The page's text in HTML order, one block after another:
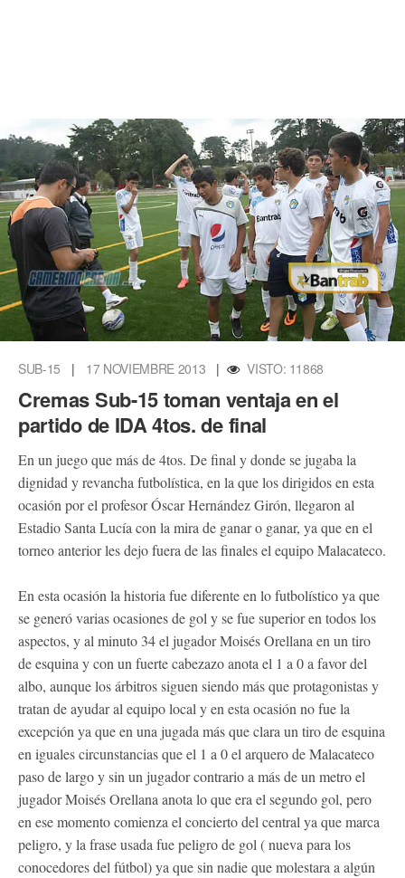
SUB-15 | 17 NOVIEMBRE 2013 | VISTO: 11868
Cremas Sub-15 toman ventaja en el
partido de IDA 4tos. de final
En un juego que más de 4tos. De final y donde se jugaba la
dignidad y revancha futbolística, en la que los dirigidos en esta
ocasión por el profesor Óscar Hernández Girón, llegaron al
Estadio Santa Lucía con la mira de ganar o ganar, ya que en el
torneo anterior les dejo fuera de las finales el equipo Malacateco.
En esta ocasión la historia fue diferente en lo futbolístico ya que
se generó varias ocasiones de gol y se fue superior en todos los
aspectos, y al minuto 34 el jugador Moisés Orellana en un tiro
de esquina y con un fuerte cabezazo anota el 1 a 0 a favor del
albo, aunque los árbitros siguen siendo más que protagonistas y
tratan de ayudar al equipo local y en esta ocasión no fue la
excepción ya que en una jugada más que clara un tiro de esquina
en iguales circunstancias que el 1 a 0 el arquero de Malacateco
paso de largo y sin un jugador contrario a más de un metro el
jugador Moisés Orellana anota lo que era el segundo gol, pero
en ese momento comienza el concierto del central ya que marca
peligro, y la frase usada fue peligro de gol ( nueva para los
conocedores del fútbol) ya que sin nadie que molestara a algún